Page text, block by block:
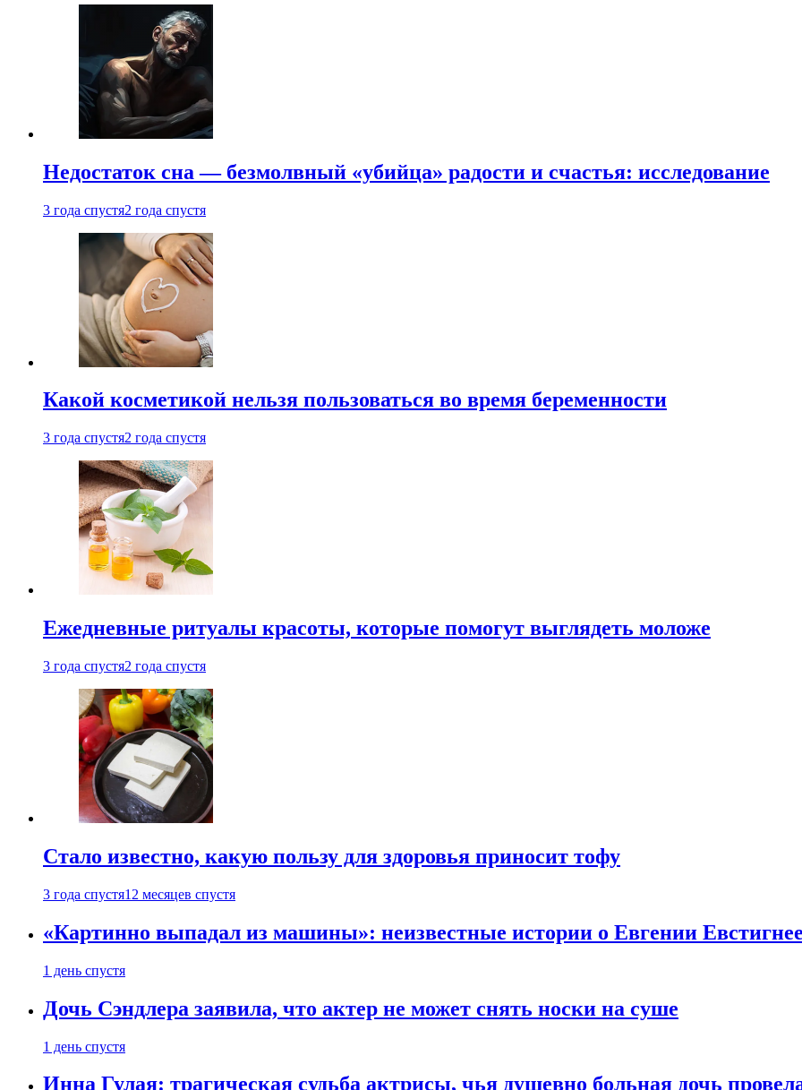
Недостаток сна — безмолвный «убийца» радости и счастья: исследование
3 года спустя2 года спустя
Какой косметикой нельзя пользоваться во время беременности
3 года спустя2 года спустя
Ежедневные ритуалы красоты, которые помогут выглядеть моложе
3 года спустя2 года спустя
Стало известно, какую пользу для здоровья приносит тофу
3 года спустя12 месяцев спустя
«Картинно выпадал из машины»: неизвестные истории о Евгении
1 день спустя
Дочь Сэндлера заявила, что актер не может снять носки на суше
1 день спустя
Инна Гулая: трагическая судьба актрисы, чья душевно больная дочь